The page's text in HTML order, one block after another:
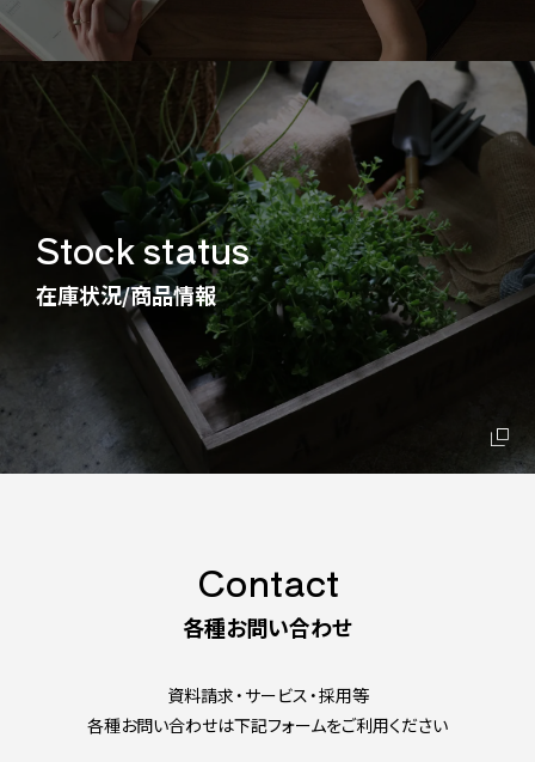
Stock status
在庫状況/商品情報
Contact
各種お問い合わせ
資料請求・サービス・採用等
各種お問い合わせは下記フォームをご利用ください